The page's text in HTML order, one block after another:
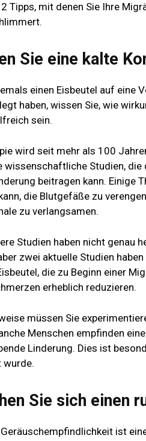
Tipps, mit denen Sie Ihre
Sie eine kalte
einen Eisbeutel auf eine
haben, wissen Sie, wie
sein.
wird seit mehr als 100
wissenschaftliche Studien,
beitragen kann. Einige
die Blutgefäße zu
zu verlangsamen.
Studien haben nicht genau
zwei aktuelle Studien
die zu Beginn einer
erheblich reduzieren.
müssen Sie
Menschen empfinden
Linderung. Dies ist
wurde.
Sie sich einen
ist